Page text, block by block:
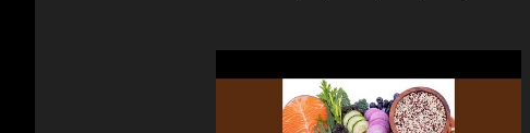
Atualmente, os inativos da União recolhem
11% sobre o que vai além do teto do INSS. A